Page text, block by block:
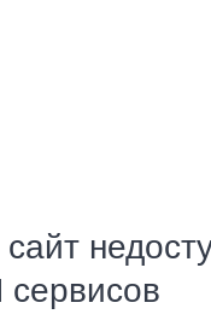
сервисов